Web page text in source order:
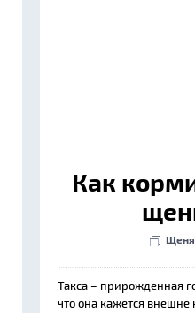
Как
Такса – прирожденная
что она кажется